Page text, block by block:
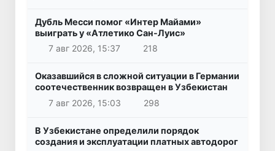
Дубль Месси помог «Интер Майами»
выиграть у «Атлетико Сан-Луис»
7 авг 2026, 15:37
218
Оказавшийся в сложной ситуации в Германии
соотечественник возвращен в Узбекистан
7 авг 2026, 15:03
298
В Узбекистане определили порядок
создания и эксплуатации платных автодорог